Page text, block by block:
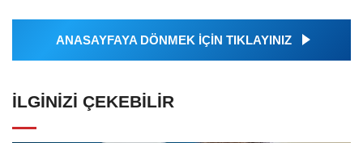
ANASAYFAYA DÖNMEK İÇİN TIKLAYINIZ
İLGINIZI ÇEKEBILIR